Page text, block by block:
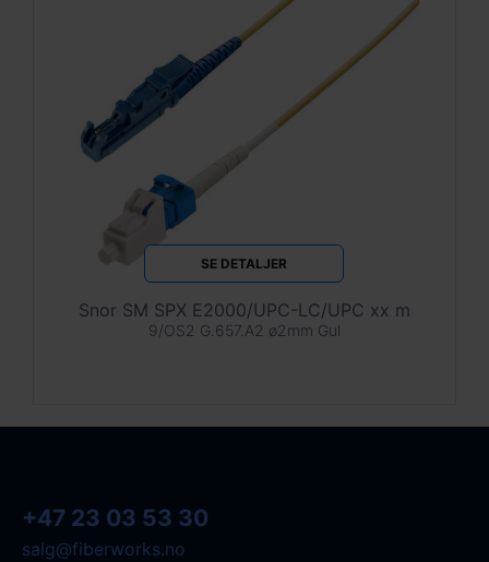
SE DETALJER
Snor SM SPX E2000/UPC-LC/UPC xx m
9/OS2 G.657.A2 ø2mm Gul
+47 23 03 53 30
salg@fiberworks.no